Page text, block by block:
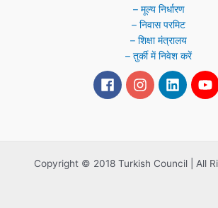
– मूल्य निर्धारण
– निवास परमिट
– शिक्षा मंत्रालय
– तुर्की में निवेश करें
Copyright © 2018 Turkish Council | All